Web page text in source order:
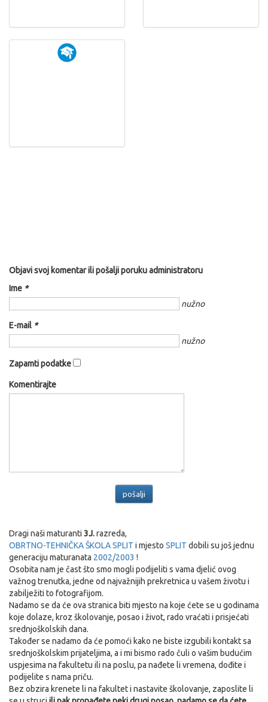
Objavi svoj komentar ili pošalji poruku administratoru
Ime *
nužno
E-mail *
nužno
Zapamti podatke
Komentirajte
Dragi naši maturanti 3J.razreda,
OBRTNO-TEHNIČKA ŠKOLA SPLIT i mjesto SPLIT dobili su još jednu
generaciju maturanata 2002/2003 !
Osobita nam je čast što smo mogli podijeliti s vama djelić ovog
važnog trenutka, jedne od najvažnijih prekretnica u vašem životu i
zabilježiti to fotografijom.
Nadamo se da će ova stranica biti mjesto na koje ćete se u godinama
koje dolaze, kroz školovanje, posao i život, rado vraćati i prisjećati
srednjoškolskih dana.
Također se nadamo da će pomoći kako ne biste izgubili kontakt sa
srednjoškolskim prijateljima, a i mi bismo rado čuli o vašim budućim
uspjesima na fakultetu ili na poslu, pa nađete li vremena, dođite i
podijelite s nama priču.
Bez obzira krenete li na fakultet i nastavite školovanje, zaposlite li